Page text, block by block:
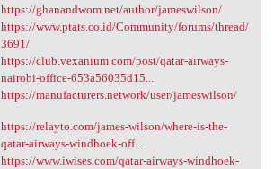
https://ghanandwom.net/author/jameswilson/
https://www.ptats.co.id/Community/forums/thread/
3691/
https://club.vexanium.com/post/qatar-airways-
nairobi-office-653a56035d15...
https://manufacturers.network/user/jameswilson/
https://relayto.com/james-wilson/where-is-the-
qatar-airways-windhoek-off...
https://www.iwises.com/qatar-airways-windhoek-